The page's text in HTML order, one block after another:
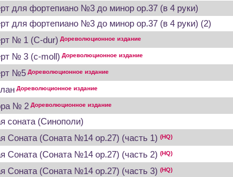
для фортепиано №3 до минор op.37 (в 4 руки)
для фортепиано №3 до минор op.37 (в 4 руки) (2)
№ 1 (C-dur) Дореволюционное издание
№ 3 (c-moll) Дореволюционное издание
№5 Дореволюционное издание
Дореволюционное издание
№ 2 Дореволюционное издание
соната (Синополи)
Соната (Соната №14 op.27) (часть 1) (HQ)
Соната (Соната №14 op.27) (часть 2) (HQ)
Соната (Соната №14 op.27) (часть 3) (HQ)